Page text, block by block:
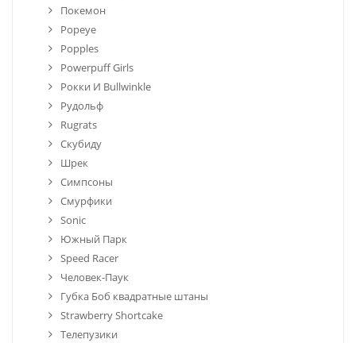
Покемон
Popeye
Popples
Powerpuff Girls
Рокки И Bullwinkle
Рудольф
Rugrats
Скубиду
Шрек
Симпсоны
Смурфики
Sonic
Южный Парк
Speed Racer
Человек-Паук
Губка Боб квадратные штаны
Strawberry Shortcake
Телепузики